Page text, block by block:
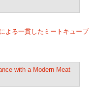
よる一貫したミートキューブ